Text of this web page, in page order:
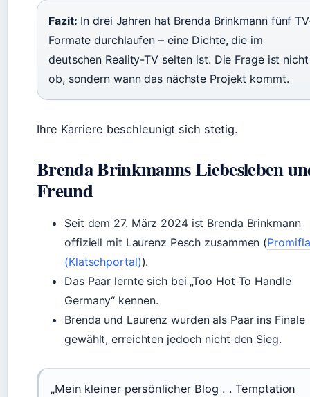
Fazit: In drei Jahren hat Brenda Brinkmann fünf
Formate durchlaufen – eine Dichte, die im
deutschen Reality-TV selten ist. Die Frage ist nicht
ob, sondern wann das nächste Projekt kommt.
Ihre Karriere beschleunigt sich stetig.
Brenda Brinkmanns Liebesleben
Freund
Seit dem 27. März 2024 ist Brenda Brinkmann
offiziell mit Laurenz Pesch zusammen (
(Klatschportal)).
Das Paar lernte sich bei „Too Hot To Handle
Germany“ kennen.
Brenda und Laurenz wurden als Paar ins Finale
gewählt, erreichten jedoch nicht den Sieg.
„Mein kleiner persönlicher Blog . . Temptation